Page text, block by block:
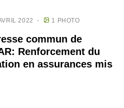
2022 1 PHOTO
commun de
Renforcement du
en assurances mis